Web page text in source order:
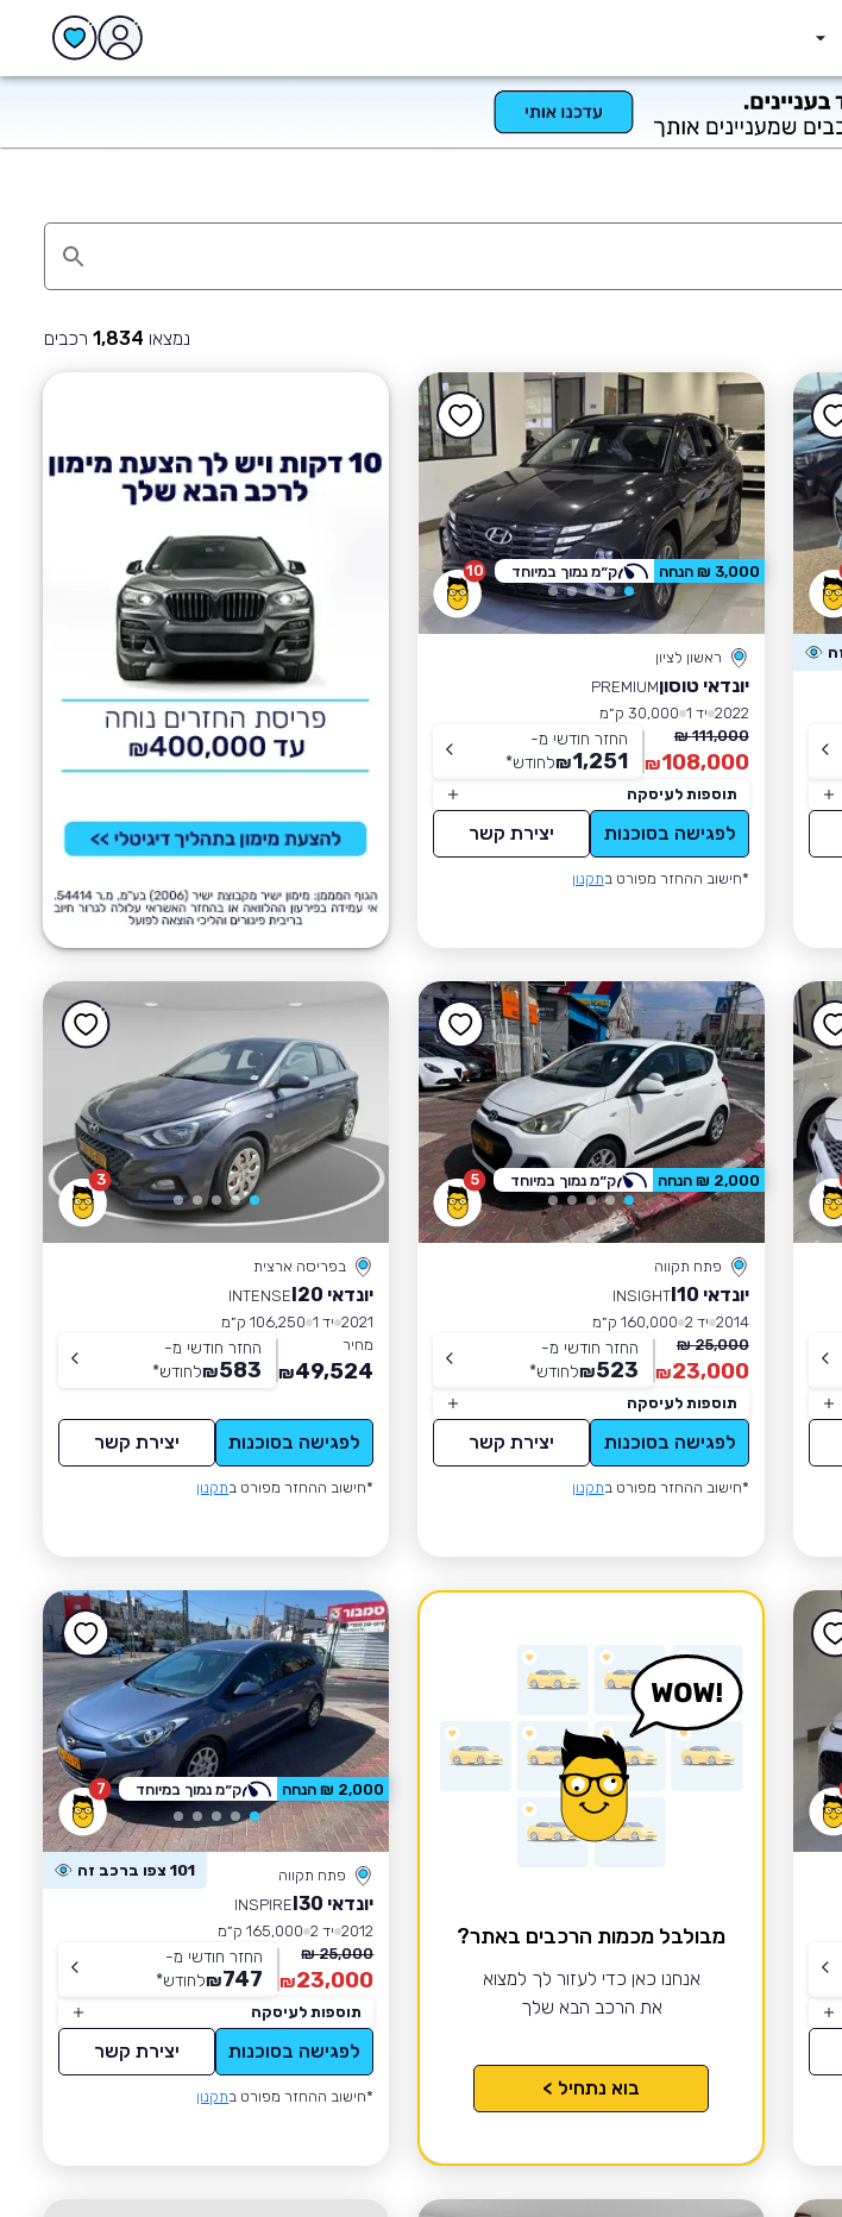
נמצאו 1,834 רכבים
10
ראשון לציון
יונדאי טוסוןPREMIUM
2022 יד 1
30,000 ק״מ
111,000 ₪
108,000
₪
החזר חודשי מ-
1,251
₪לחודש*
תוספות לעיסקה
לפגישה בסוכנות יצירת קשר
*חישוב ההחזר מפורט בתקנון
3,000 ₪ הנחה ק״מ נמוך במיוחד
5
פתח תקווה
יונדאי I10
INSIGHT
2014 יד 2
160,000 ק״מ
25,000 ₪
23,000
₪
החזר חודשי מ-
523
₪לחודש*
תוספות לעיסקה
לפגישה בסוכנות יצירת קשר
*חישוב ההחזר מפורט בתקנון
2,000 ₪ הנחה ק״מ נמוך במיוחד 3
בפריסה ארצית
יונדאי I20
INTENSE
2021 יד 1
106,250 ק״מ
מחיר
49,524
₪
החזר חודשי מ-
583
₪לחודש*
לפגישה בסוכנות יצירת קשר
*חישוב ההחזר מפורט בתקנון
מבולבל מכמות הרכבים באתר?
אנחנו כאן כדי לעזור לך למצוא
את הרכב הבא שלך
בוא נתחיל >
7
פתח תקווה 101 צפו ברכב זה
יונדאי I30
INSPIRE
2012 יד 2
165,000 ק״מ
25,000 ₪
23,000
₪
החזר חודשי מ-
747
₪לחודש*
תוספות לעיסקה
לפגישה בסוכנות יצירת קשר
*חישוב ההחזר מפורט בתקנון
2,000 ₪ הנחה ק״מ נמוך במיוחד